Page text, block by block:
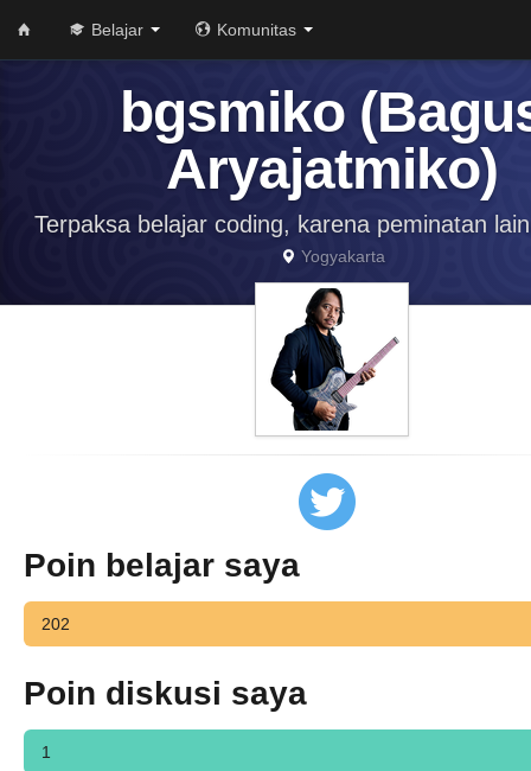
Belajar Komunitas
bgsmiko
Aryajatmiko)
Terpaksa belajar coding, karena peminatan
Yogyakarta
Poin belajar saya
202
Poin diskusi saya
1